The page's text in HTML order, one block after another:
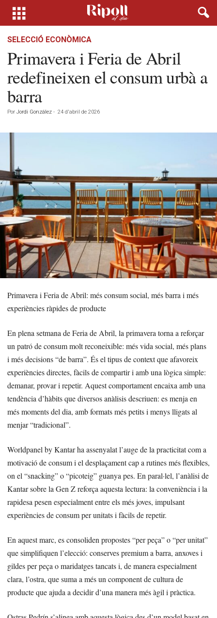
SELECCIÓ ECONÒMICA
Primavera i Feria de Abril
redefineixen el consum urbà a
barra
Por Jordi González - 24 d'abril de 2026
Primavera i Feria de Abril: més consum social, més barra i més
experiències ràpides de producte
En plena setmana de Feria de Abril, la primavera torna a reforçar
un patró de consum molt reconeixible: més vida social, més plans
i més decisions “de barra”. És el tipus de context que afavoreix
experiències directes, fàcils de compartir i amb una lògica simple:
demanar, provar i repetir. Aquest comportament encaixa amb una
tendència d’hàbits que diversos anàlisis descriuen: es menja en
més moments del dia, amb formats més petits i menys lligats al
menjar “tradicional”.
Worldpanel by Kantar ha assenyalat l’auge de la practicitat com a
motivació de consum i el desplaçament cap a rutines més flexibles,
on el “snacking” o “picoteig” guanya pes. En paral·lel, l’anàlisi de
Kantar sobre la Gen Z reforça aquesta lectura: la conveniència i la
rapidesa pesen especialment entre els més joves, impulsant
experiències de consum per unitats i fàcils de repetir.
En aquest marc, es consoliden propostes “per peça” o “per unitat”
que simplifiquen l’elecció: conserves premium a barra, anxoves i
gildes per peça o maridatges tancats i, de manera especialment
clara, l’ostra, que suma a més un component de cultura de
producte que ajuda a decidir d’una manera més àgil i pràctica.